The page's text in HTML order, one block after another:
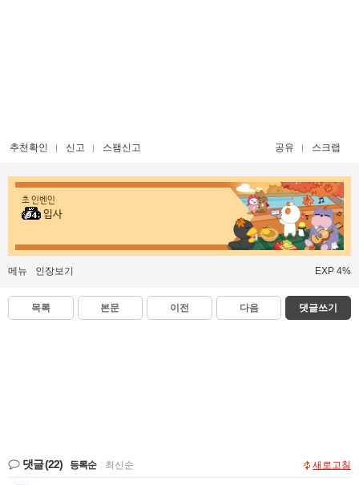
추천확인 신고 스팸신고 공유 스크랩
초 인벤인
입사
메뉴 인장보기 EXP 4%
목록 본문 이전 다음 댓글쓰기
댓글(22) 등록순 최신순 새로고침